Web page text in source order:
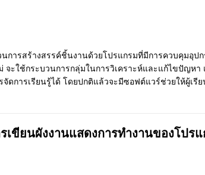
นการสร้างสรรค์ชิ้นงานด้วยโปรแกรมที่มีการควบคุมอุป
ะใช้กระบวนการกลุ่มในการวิเคราะห์และแก้ไขปัญหา
ารเรียนรู้ได้ โดยปกติแล้วจะมีซอฟต์แวร์ช่วยให้ผู้เรีย
ยนผังงานแสดงการทำงานของโปรแ